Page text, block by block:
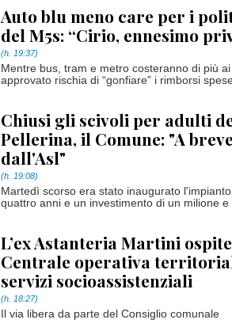
Auto blu meno care per i
del M5s: “Cirio, ennesimo
(h. 19:37)
Mentre bus, tram e metro costeranno di più
approvato rischia di “gonfiare” i rimborsi
Chiusi gli scivoli per adulti
Pellerina, il Comune: "A
dall'Asl"
(h. 19:08)
Martedì scorso era stato inaugurato
quattro anni e un investimento di un milione
L’ex Astanteria Martini
Centrale operativa
servizi socioassistenziali
(h. 18:27)
Il via libera da parte del Consiglio comunale